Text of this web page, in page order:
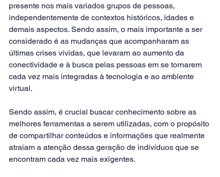
presente nos mais variados grupos de pessoas,
independentemente de contextos históricos, idades e
demais aspectos. Sendo assim, o mais importante a ser
considerado é as mudanças que acompanharam as
últimas crises vividas, que levaram ao aumento da
conectividade e à busca pelas pessoas em se tornarem
cada vez mais integradas à tecnologia e ao ambiente
virtual.
Sendo assim, é crucial buscar conhecimento sobre as
melhores ferramentas a serem utilizadas, com o propósito
de compartilhar conteúdos e informações que realmente
atraiam a atenção dessa geração de indivíduos que se
encontram cada vez mais exigentes.